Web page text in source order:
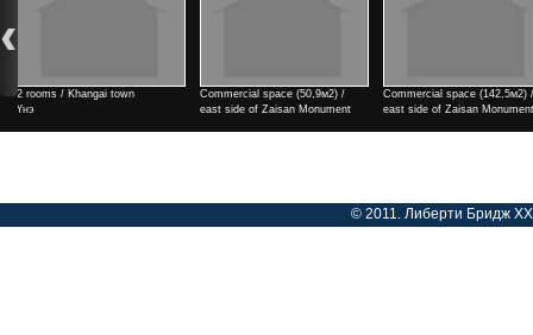
Commercial space (50,9м2) /
east side of Zaisan Monument
Commercial space (142,5м2) /
east side of Zaisan Monument
Commercial space (182м2)
side of Zaisan Monument
© 2011. Либерти Бридж